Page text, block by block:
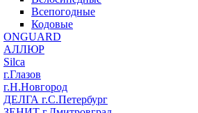
Всепогодные
Кодовые
ONGUARD
АЛЛЮР
Silca
г.Глазов
г.Н.Новгород
ДЕЛГА г.С.Петербург